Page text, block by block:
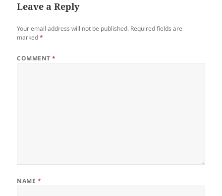
Leave a Reply
Your email address will not be published. Required fields are
marked*
COMMENT*
NAME *